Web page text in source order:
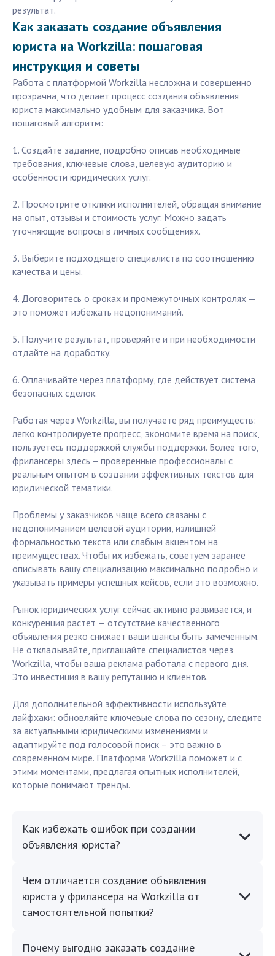
результат.
Как заказать создание объявления
юриста на Workzilla: пошаговая
инструкция и советы
Работа с платформой Workzilla несложна и совершенно
прозрачна, что делает процесс создания объявления
юриста максимально удобным для заказчика. Вот
пошаговый алгоритм:
1. Создайте задание, подробно описав необходимые
требования, ключевые слова, целевую аудиторию и
особенности юридических услуг.
2. Просмотрите отклики исполнителей, обращая внимание
на опыт, отзывы и стоимость услуг. Можно задать
уточняющие вопросы в личных сообщениях.
3. Выберите подходящего специалиста по соотношению
качества и цены.
4. Договоритесь о сроках и промежуточных контролях —
это поможет избежать недопониманий.
5. Получите результат, проверяйте и при необходимости
отдайте на доработку.
6. Оплачивайте через платформу, где действует система
безопасных сделок.
Работая через Workzilla, вы получаете ряд преимуществ:
легко контролируете прогресс, экономите время на поиск,
пользуетесь поддержкой службы поддержки. Более того,
фрилансеры здесь – проверенные профессионалы с
реальным опытом в создании эффективных текстов для
юридической тематики.
Проблемы у заказчиков чаще всего связаны с
недопониманием целевой аудитории, излишней
формальностью текста или слабым акцентом на
преимуществах. Чтобы их избежать, советуем заранее
описывать вашу специализацию максимально подробно и
указывать примеры успешных кейсов, если это возможно.
Рынок юридических услуг сейчас активно развивается, и
конкуренция растёт — отсутствие качественного
объявления резко снижает ваши шансы быть замеченным.
Не откладывайте, приглашайте специалистов через
Workzilla, чтобы ваша реклама работала с первого дня.
Это инвестиция в вашу репутацию и клиентов.
Для дополнительной эффективности используйте
лайфхаки: обновляйте ключевые слова по сезону, следите
за актуальными юридическими изменениями и
адаптируйте под голосовой поиск – это важно в
современном мире. Платформа Workzilla поможет и с
этими моментами, предлагая опытных исполнителей,
которые понимают тренды.
Как избежать ошибок при создании
объявления юриста?
Чем отличается создание объявления
юриста у фрилансера на Workzilla от
самостоятельной попытки?
Почему выгодно заказать создание